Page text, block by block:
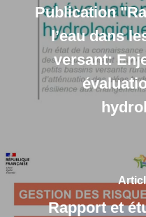
Publication
l’eau dans
versant:
Rapport et